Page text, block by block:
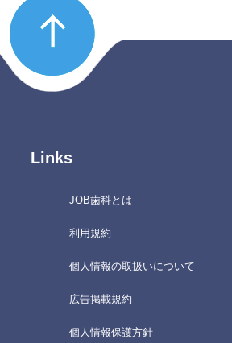
Links
JOB歯科とは
利用規約
個人情報の取扱いについて
広告掲載規約
個人情報保護方針